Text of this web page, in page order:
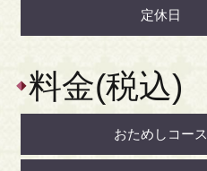
定休日
料金(税込)
おためしコース